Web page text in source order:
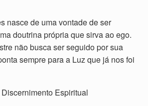
nasce de uma vontade de ser
doutrina própria que sirva ao ego.
não busca ser seguido por sua
sempre para a Luz que já nos foi
Espiritual